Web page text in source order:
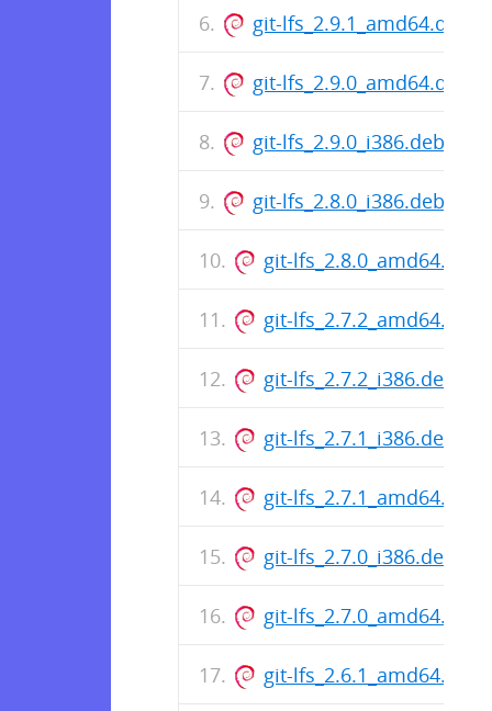
git-lfs_2.9.1_amd64.deb
git-lfs_2.9.0_amd64.deb
git-lfs_2.9.0_i386.deb
git-lfs_2.8.0_i386.deb
git-lfs_2.8.0_amd64.deb
git-lfs_2.7.2_amd64.deb
git-lfs_2.7.2_i386.deb
git-lfs_2.7.1_i386.deb
git-lfs_2.7.1_amd64.deb
git-lfs_2.7.0_i386.deb
git-lfs_2.7.0_amd64.deb
git-lfs_2.6.1_amd64.deb